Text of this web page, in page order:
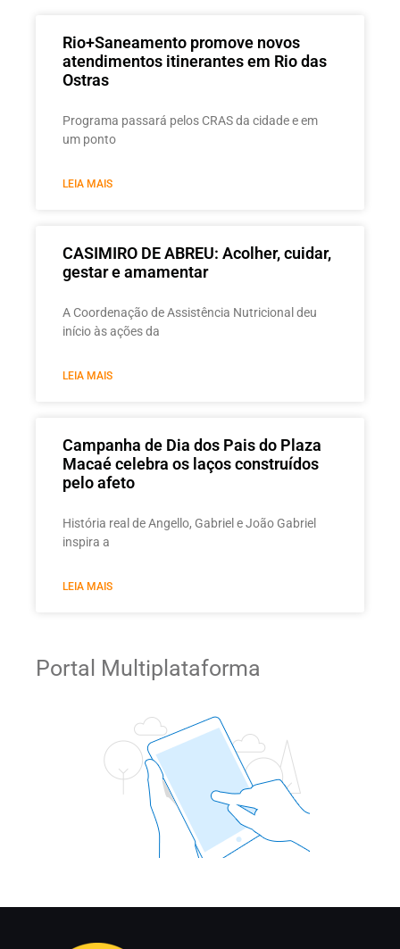
Rio+Saneamento promove novos
atendimentos itinerantes em Rio das
Ostras
Programa passará pelos CRAS da cidade e em
um ponto
LEIA MAIS
CASIMIRO DE ABREU: Acolher, cuidar,
gestar e amamentar
A Coordenação de Assistência Nutricional deu
início às ações da
LEIA MAIS
Campanha de Dia dos Pais do Plaza
Macaé celebra os laços construídos
pelo afeto
História real de Angello, Gabriel e João Gabriel
inspira a
LEIA MAIS
Portal Multiplataforma